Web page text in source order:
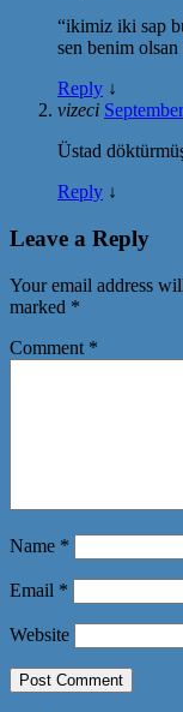
“ikimiz iki sap
sen benim
Reply ↓
vizeci
Üstad
Reply ↓
Leave a Reply
Your email address
marked *
Comment *
Name *
Email *
Website